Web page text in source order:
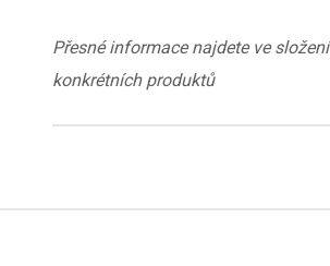
Přesné informace najdete ve složení
konkrétních produktů